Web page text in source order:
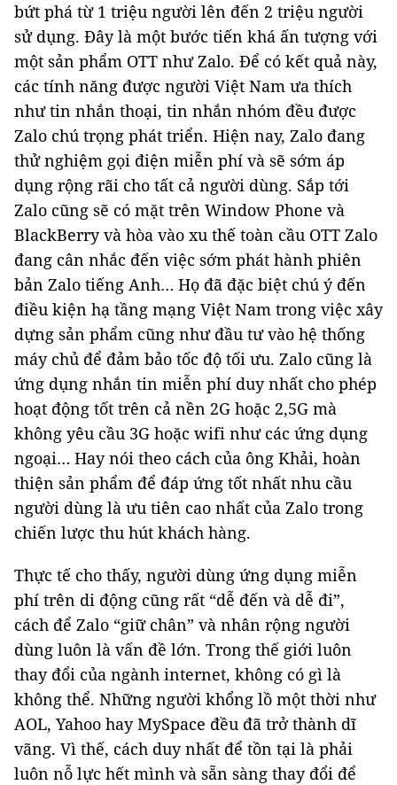
bứt phá từ 1 triệu người lên đến 2 triệu người
sử dụng. Đây là một bước tiến khá ấn tượng với
một sản phẩm OTT như Zalo. Để có kết quả này,
các tính năng được người Việt Nam ưa thích
như tin nhắn thoại, tin nhắn nhóm đều được
Zalo chú trọng phát triển. Hiện nay, Zalo đang
thử nghiệm gọi điện miễn phí và sẽ sớm áp
dụng rộng rãi cho tất cả người dùng. Sắp tới
Zalo cũng sẽ có mặt trên Window Phone và
BlackBerry và hòa vào xu thế toàn cầu OTT Zalo
đang cân nhắc đến việc sớm phát hành phiên
bản Zalo tiếng Anh… Họ đã đặc biệt chú ý đến
điều kiện hạ tầng mạng Việt Nam trong việc xây
dựng sản phẩm cũng như đầu tư vào hệ thống
máy chủ để đảm bảo tốc độ tối ưu. Zalo cũng là
ứng dụng nhắn tin miễn phí duy nhất cho phép
hoạt động tốt trên cả nền 2G hoặc 2,5G mà
không yêu cầu 3G hoặc wifi như các ứng dụng
ngoại… Hay nói theo cách của ông Khải, hoàn
thiện sản phẩm để đáp ứng tốt nhất nhu cầu
người dùng là ưu tiên cao nhất của Zalo trong
chiến lược thu hút khách hàng.
Thực tế cho thấy, người dùng ứng dụng miễn
phí trên di động cũng rất “dễ đến và dễ đi”,
cách để Zalo “giữ chân” và nhân rộng người
dùng luôn là vấn đề lớn. Trong thế giới luôn
thay đổi của ngành internet, không có gì là
không thể. Những người khổng lồ một thời như
AOL, Yahoo hay MySpace đều đã trở thành dĩ
vãng. Vì thế, cách duy nhất để tồn tại là phải
luôn nỗ lực hết mình và sẵn sàng thay đổi để